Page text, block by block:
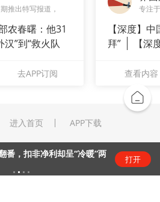
推出特写报道，
农春曙：他31
汉”到“救火队
去APP订阅
专注
【深度】
拜”
【
查看内容
进入首页 APP下载
番，扣非净利却呈“冷暖”两
打开